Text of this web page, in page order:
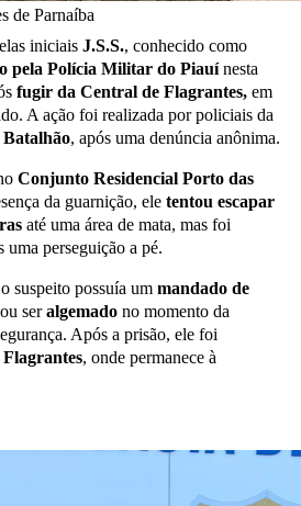
de Parnaíba
iniciais J.S.S., conhecido como
pela Polícia Militar do Piauínesta
fugir da Central de Flagrantes, em
A ação foi realizada por policiais da
Batalhão, após uma denúncia anônima.
Conjunto Residencial Porto das
da guarnição, ele tentou escapar
até uma área de mata, mas foi
uma perseguição a pé.
suspeito possuía um mandado de
seralgemado no momento da
Após a prisão, ele foi
, onde permanece à